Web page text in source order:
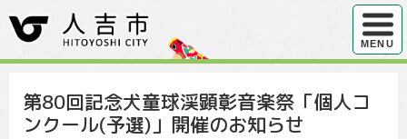
ハンバ
MENU
第80回記念犬童球渓顕彰音楽祭「個人コ
ンクール(予選)」開催のお知らせ